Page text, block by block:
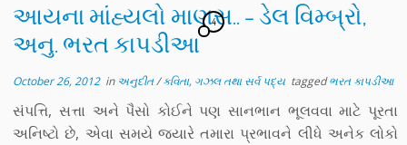
આયના માંહ્યલો માણસ.. – ડેલ વિમ્બ્રો,
અનુ. ભરત કાપડીઆ
4
October 26, 2012in અનુદીત/કવિતા, ગઝલ તથા સર્વ પદ્ય taggedભરત કાપડીઆ
સંપત્તિ, સત્તા અને પૈસો કોઈને પણ સાનભાન ભૂલવવા માટે પૂરતા
અનિષ્ટો છે, એવા સમયે જ્યારે તમારા પ્રભાવને લીધે અનેક લોકો